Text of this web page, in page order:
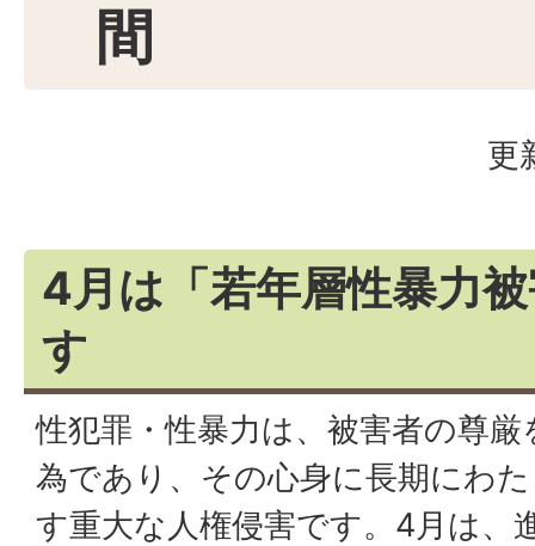
間
更
4月は「若年層性暴力
す
性犯罪・性暴力は、被害者の尊
為であり、その心身に長期にわ
す重大な人権侵害です。4月は、